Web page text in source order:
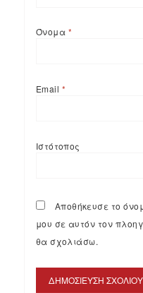
Όνομα *
Email *
Ιστότοπος
Αποθήκευσε το
μου σε αυτόν τον
θα σχολιάσω.